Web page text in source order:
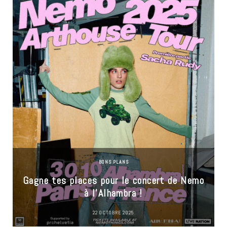
BONS PLANS
Gagne tes places pour le concert de Nemo
à l’Alhambra !
22 OCTOBRE 2025